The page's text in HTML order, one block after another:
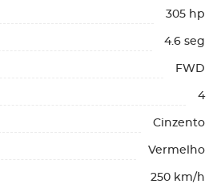
305 hp
4.6 seg
FWD
4
Cinzento
Vermelho
250 km/h